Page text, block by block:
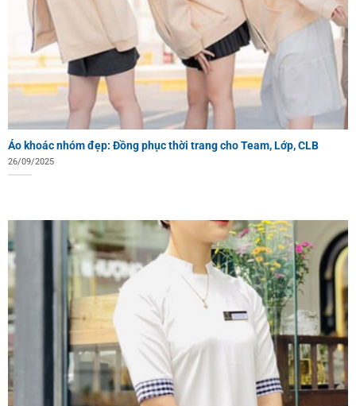
Áo khoác nhóm đẹp: Đồng phục thời trang cho Team, Lớp, CLB
26/09/2025